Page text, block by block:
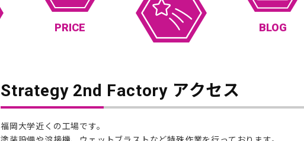
PRICE BLOG
Strategy 2nd Factory アクセス
福岡大学近くの工場です。